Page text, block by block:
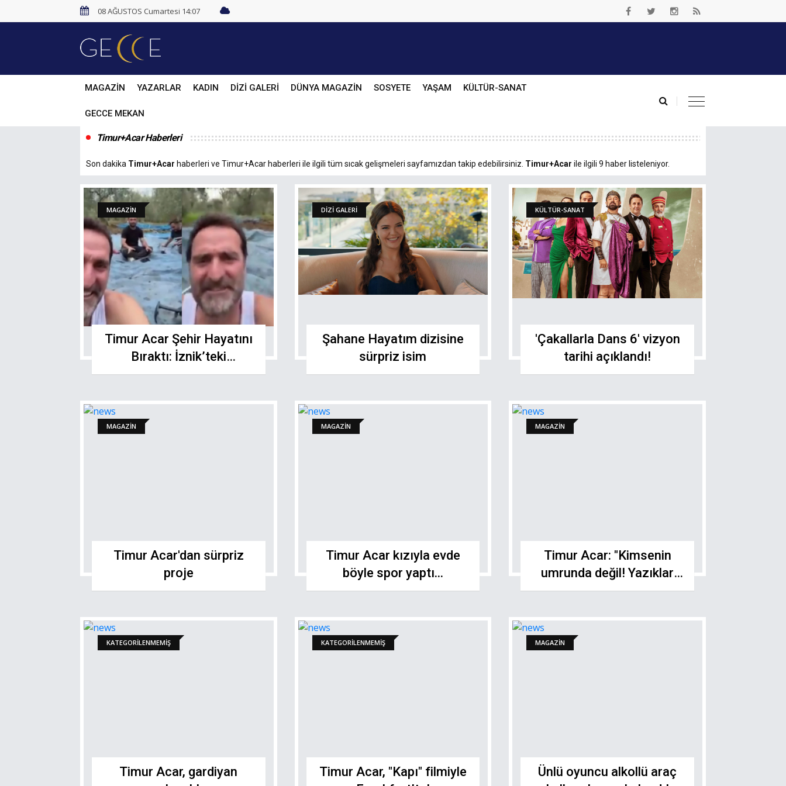
08 AĞUSTOS Cumartesi 14:07
MAGAZİN YAZARLAR KADIN DİZİ GALERİ DÜNYA MAGAZİN SOSYETE YAŞAM KÜLTÜR-SANAT
GECCE MEKAN
Timur+Acar Haberleri
Son dakika Timur+Acar haberleri ve Timur+Acar haberleri ile ilgili tüm sıcak gelişmeleri sayfamızdan takip edebilirsiniz. Timur+Acar ile ilgili 9 haber listeleniyor.
MAGAZİN
Timur Acar Şehir Hayatını
Bıraktı: İznik’teki
Zeytinliğinde İlk Hasadını
DİZİ GALERİ
Şahane Hayatım dizisine
sürpriz isim
KÜLTÜR-SANAT
'Çakallarla Dans 6' vizyon
tarihi açıklandı!
MAGAZİN
Timur Acar'dan sürpriz
proje
MAGAZİN
Timur Acar kızıyla evde
böyle spor yaptı...
MAGAZİN
Timur Acar: "Kimsenin
umrunda değil! Yazıklar
olsun!"
KATEGORILENMEMIŞ
Timur Acar, gardiyan
KATEGORILENMEMIŞ
Timur Acar, "Kapı" filmiyle
MAGAZİN
Ünlü oyuncu alkollü araç